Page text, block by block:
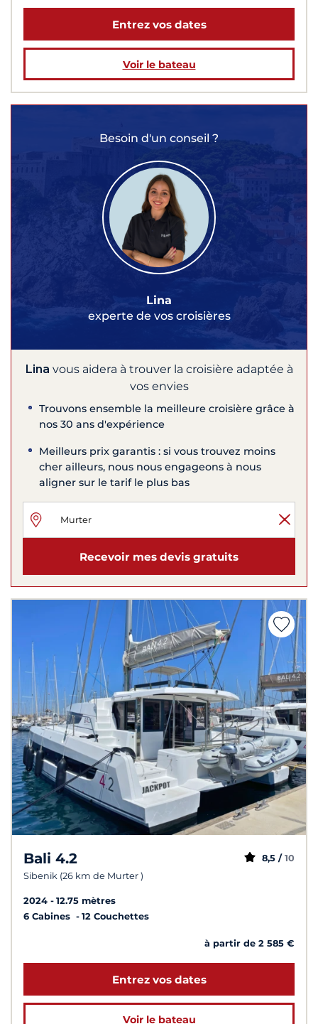
Entrez vos dates
Voir le bateau
Besoin d'un conseil ?
Lina
experte de vos croisières
Lina vous aidera à trouver la croisière adaptée à
vos envies
Trouvons ensemble la meilleure croisière grâce à
nos 30 ans d'expérience
Meilleurs prix garantis : si vous trouvez moins
cher ailleurs, nous nous engageons à nous
aligner sur le tarif le plus bas
Recevoir mes devis gratuits
Bali 4.2
Sibenik (26 km de Murter )
8,5 / 10
2024
12.75 mètres
6 Cabines
12 Couchettes
à partir de 2 585 €
Entrez vos dates
Voir le bateau